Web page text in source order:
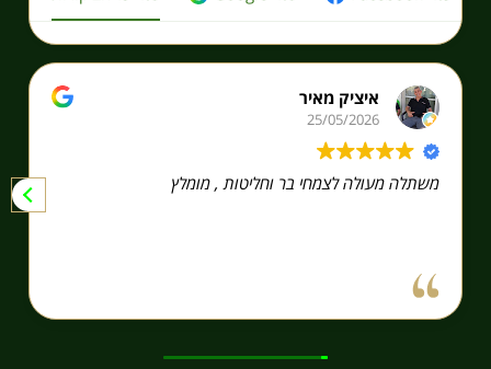
איציק מאיר
25/05/2026
משתלה מעולה לצמחי בר וחליטות , מומלץ